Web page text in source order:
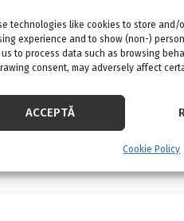
technologies like cookies to store and/
experience and to show (non-)
to process data such as browsing
consent, may adversely affect
ACCEPTĂ
Cookie Policy